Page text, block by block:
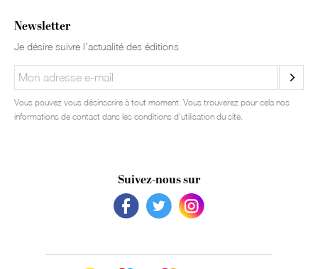
Newsletter
Je désire suivre l’actualité des éditions
Vous pouvez vous désinscrire à tout moment. Vous trouverez pour cela nos
informations de contact dans les conditions d'utilisation du site.
Suivez-nous sur